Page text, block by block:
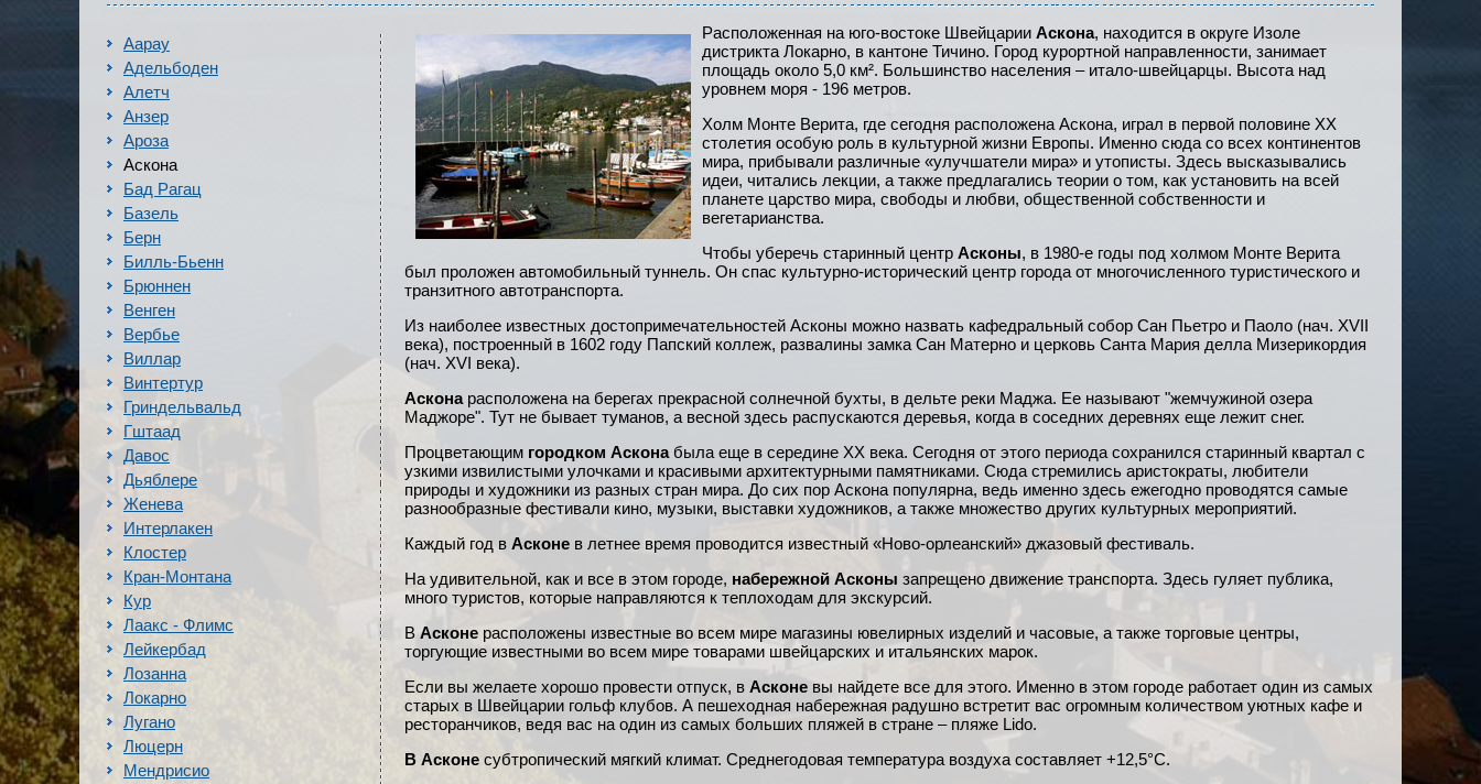
Аарау
Адельбоден
Алетч
Анзер
Ароза
Аскона
Бад Рагац
Базель
Берн
Билль-Бьенн
Брюннен
Венген
Вербье
Виллар
Винтертур
Гриндельвальд
Гштаад
Давос
Дьяблере
Женева
Интерлакен
Клостер
Кран-Монтана
Кур
Лаакс - Флимс
Лейкербад
Лозанна
Локарно
Лугано
Люцерн
Мендрисио
Расположенная на юго-востоке Швейцарии Аскона, находится в округе Изоле
дистрикта Локарно, в кантоне Тичино. Город курортной направленности, занимает
площадь около 5,0 км². Большинство населения – итало-швейцарцы. Высота над
уровнем моря - 196 метров.
Холм Монте Верита, где сегодня расположена Аскона, играл в первой половине ХХ
столетия особую роль в культурной жизни Европы. Именно сюда со всех континентов
мира, прибывали различные «улучшатели мира» и утописты. Здесь высказывались
идеи, читались лекции, а также предлагались теории о том, как установить на всей
планете царство мира, свободы и любви, общественной собственности и
вегетарианства.
Чтобы уберечь старинный центр Асконы, в 1980-е годы под холмом Монте Верита
был проложен автомобильный туннель. Он спас культурно-исторический центр города от многочисленного туристического и
транзитного автотранспорта.
Из наиболее известных достопримечательностей Асконы можно назвать кафедральный собор Сан Пьетро и Паоло (нач. XVII
века), построенный в 1602 году Папский коллеж, развалины замка Сан Матерно и церковь Санта Мария делла Мизерикордия
(нач. XVI века).
Аскона расположена на берегах прекрасной солнечной бухты, в дельте реки Маджа. Ее называют "жемчужиной озера
Маджоре". Тут не бывает туманов, а весной здесь распускаются деревья, когда в соседних деревнях еще лежит снег.
Процветающим городком Асконабыла еще в середине XX века. Сегодня от этого периода сохранился старинный квартал с
узкими извилистыми улочками и красивыми архитектурными памятниками. Сюда стремились аристократы, любители
природы и художники из разных стран мира. До сих пор Аскона популярна, ведь именно здесь ежегодно проводятся самые
разнообразные фестивали кино, музыки, выставки художников, а также множество других культурных мероприятий.
Каждый год в Асконе в летнее время проводится известный «Ново-орлеанский» джазовый фестиваль.
На удивительной, как и все в этом городе, набережной Асконы запрещено движение транспорта. Здесь гуляет публика,
много туристов, которые направляются к теплоходам для экскурсий.
В Асконе расположены известные во всем мире магазины ювелирных изделий и часовые, а также торговые центры,
торгующие известными во всем мире товарами швейцарских и итальянских марок.
Если вы желаете хорошо провести отпуск, в Асконе вы найдете все для этого. Именно в этом городе работает один из самых
старых в Швейцарии гольф клубов. А пешеходная набережная радушно встретит вас огромным количеством уютных кафе и
ресторанчиков, ведя вас на один из самых больших пляжей в стране – пляже Lido.
В Асконе субтропический мягкий климат. Среднегодовая температура воздуха составляет +12,5°C.